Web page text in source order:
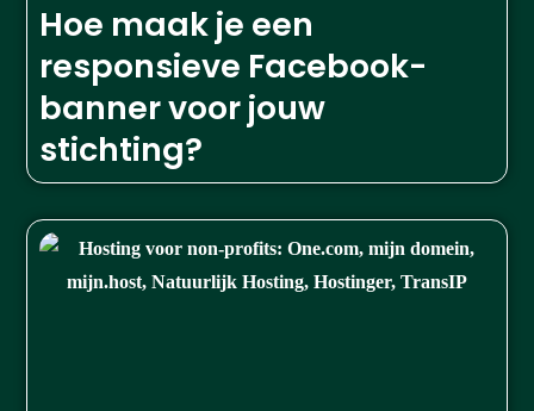
Hoe maak je een
responsieve Facebook-
banner voor jouw
stichting?